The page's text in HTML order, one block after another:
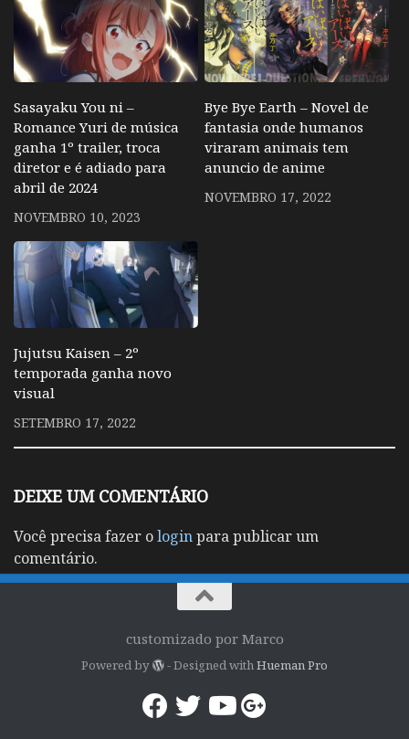
Sasayaku You ni –
Romance Yuri de música
ganha 1º trailer, troca
diretor e é adiado para
abril de 2024
NOVEMBRO 10, 2023
Bye Bye Earth – Novel de
fantasia onde humanos
viraram animais tem
anuncio de anime
NOVEMBRO 17, 2022
Jujutsu Kaisen – 2º
temporada ganha novo
visual
SETEMBRO 17, 2022
DEIXE UM COMENTÁRIO
Você precisa fazer ologinpara publicar um
comentário.
customizado por Marco
Powered by - Designed withHueman Pro